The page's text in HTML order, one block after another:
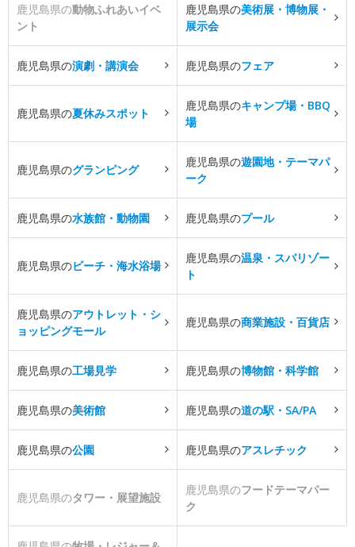
鹿児島県の動物ふれあいイベ
ント
鹿児島県の美術展・博物展・
展示会
鹿児島県の演劇・講演会 鹿児島県のフェア
鹿児島県の夏休みスポット
鹿児島県のキャンプ場・BBQ
場
鹿児島県のグランピング
鹿児島県の遊園地・テーマパ
ーク
鹿児島県の水族館・動物園 鹿児島県のプール
鹿児島県のビーチ・海水浴場
鹿児島県の温泉・スパリゾー
ト
鹿児島県のアウトレット・シ
ョッピングモール
鹿児島県の商業施設・百貨店
鹿児島県の工場見学 鹿児島県の博物館・科学館
鹿児島県の美術館 鹿児島県の道の駅・SA/PA
鹿児島県の公園 鹿児島県のアスレチック
鹿児島県のタワー・展望施設
鹿児島県のフードテーマパー
ク